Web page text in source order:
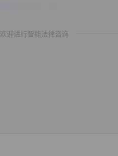
欢迎进行智能法律咨询